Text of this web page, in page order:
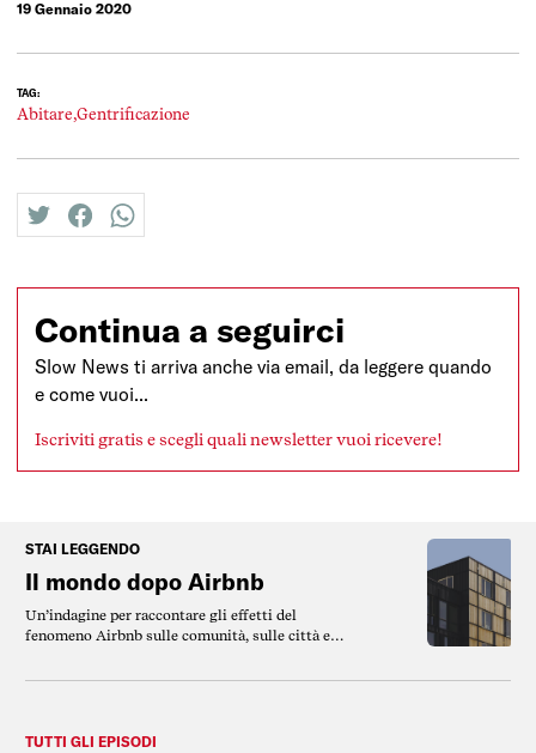
19 Gennaio 2020
TAG:
Abitare,Gentrificazione
twitterfacebookwhatsapp
Continua a seguirci
Slow News ti arriva anche via email, da leggere quando
e come vuoi...
Iscriviti gratis e scegli quali newsletter vuoi ricevere!
STAI LEGGENDO
Il mondo dopo Airbnb
Un’indagine per raccontare gli effetti del
fenomeno Airbnb sulle comunità, sulle città e
TUTTI GLI EPISODI